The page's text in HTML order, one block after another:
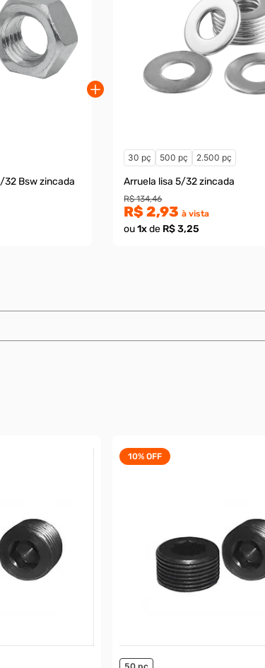
Bsw zincada
30 pç 500 pç 2.500 pç
Arruela lisa 5/32 zincada
R$ 134,46
R$ 2,93 à vista
ou1xde R$ 3,25
10%OFF
50 pç